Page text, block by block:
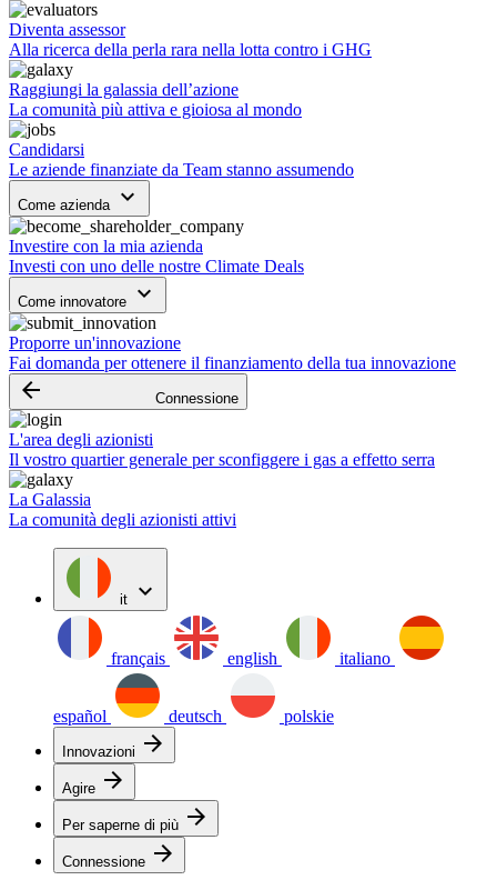
Diventa assessor
Alla ricerca della perla rara nella lotta contro i GHG
Raggiungi la galassia dell’azione
La comunità più attiva e gioiosa al mondo
Candidarsi
Le aziende finanziate da Team stanno assumendo
Come azienda keyboard_arrow_down
Investire con la mia azienda
Investi con uno delle nostre Climate Deals
Come innovatore keyboard_arrow_down
Proporre un'innovazione
Fai domanda per ottenere il finanziamento della tua innovazione
arrow_backward Connessione
L'area degli azionisti
Il vostro quartier generale per sconfiggere i gas a effetto serra
La Galassia
La comunità degli azionisti attivi
it expand_more
français english italiano
español deutsch polskie
Innovazioni arrow_forward
Agire arrow_forward
Per saperne di più arrow_forward
Connessione arrow_forward